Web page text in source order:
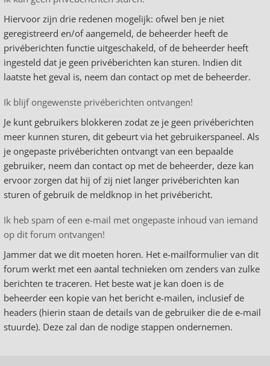
Hiervoor zijn drie redenen mogelijk: ofwel ben je niet
geregistreerd en/of aangemeld, de beheerder heeft de
privéberichten functie uitgeschakeld, of de beheerder heeft
ingesteld dat je geen privéberichten kan sturen. Indien dit
laatste het geval is, neem dan contact op met de beheerder.
Ik blijf ongewenste privéberichten ontvangen!
Je kunt gebruikers blokkeren zodat ze je geen privéberichten
meer kunnen sturen, dit gebeurt via het gebruikerspaneel. Als
je ongepaste privéberichten ontvangt van een bepaalde
gebruiker, neem dan contact op met de beheerder, deze kan
ervoor zorgen dat hij of zij niet langer privéberichten kan
sturen of gebruik de meldknop in het privébericht.
Ik heb spam of een e-mail met ongepaste inhoud van iemand
op dit forum ontvangen!
Jammer dat we dit moeten horen. Het e-mailformulier van dit
forum werkt met een aantal technieken om zenders van zulke
berichten te traceren. Het beste wat je kan doen is de
beheerder een kopie van het bericht e-mailen, inclusief de
headers (hierin staan de details van de gebruiker die de e-mail
stuurde). Deze zal dan de nodige stappen ondernemen.